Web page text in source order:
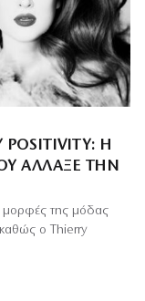
Η
ΆΛΛΑΞΕ ΤΗΝ
μορφές της μόδας
καθώς ο Thierry